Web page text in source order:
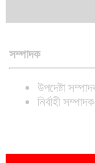
সম্পাদক
উপদেষ্টা
নির্বাহী